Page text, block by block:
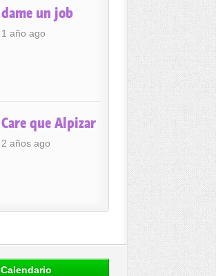
dame un job
1 año ago
Care que Alpizar
2 años ago
Calendario